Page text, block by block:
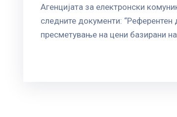
Aгенцијата за електронски
следните документи:
пресметување на цени базирани